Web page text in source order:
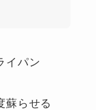
イパン
蘇らせる